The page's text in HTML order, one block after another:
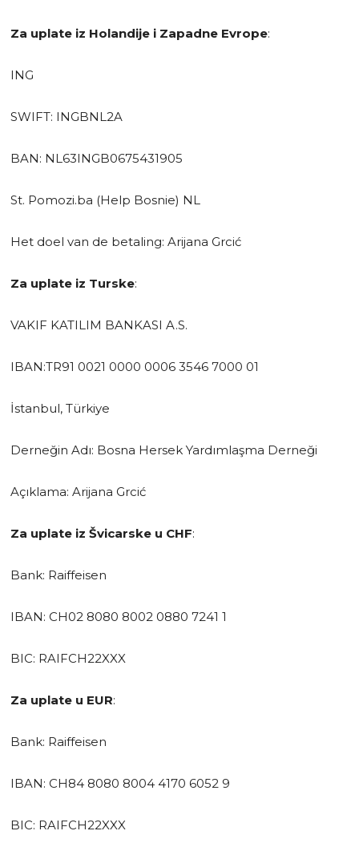
Za uplate iz Holandije i Zapadne Evrope:
ING
SWIFT: INGBNL2A
BAN: NL63INGB0675431905
St. Pomozi.ba (Help Bosnie) NL
Het doel van de betaling: Arijana Grcić
Za uplate iz Turske:
VAKIF KATILIM BANKASI A.S.
IBAN:TR91 0021 0000 0006 3546 7000 01
İstanbul, Türkiye
Derneğin Adı: Bosna Hersek Yardımlaşma Derneği
Açıklama: Arijana Grcić
Za uplate iz Švicarske u CHF:
Bank: Raiffeisen
IBAN: CH02 8080 8002 0880 7241 1
BIC: RAIFCH22XXX
Za uplate u EUR:
Bank: Raiffeisen
IBAN: CH84 8080 8004 4170 6052 9
BIC: RAIFCH22XXX